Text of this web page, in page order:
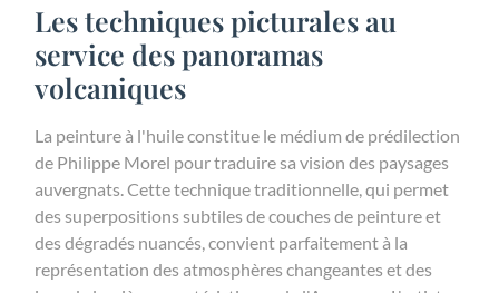
Les techniques picturales au
service des panoramas
volcaniques
La peinture à l'huile constitue le médium de prédilection
de Philippe Morel pour traduire sa vision des paysages
auvergnats. Cette technique traditionnelle, qui permet
des superpositions subtiles de couches de peinture et
des dégradés nuancés, convient parfaitement à la
représentation des atmosphères changeantes et des